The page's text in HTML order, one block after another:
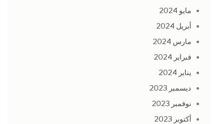
مايو 2024
أبريل 2024
مارس 2024
فبراير 2024
يناير 2024
ديسمبر 2023
نوفمبر 2023
أكتوبر 2023